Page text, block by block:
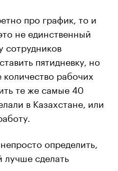
про график, то и
не единственный
сотрудников
пятидневку, но
рабочих
те же самые 40
в Казахстане, или
определить,
лучше сделать